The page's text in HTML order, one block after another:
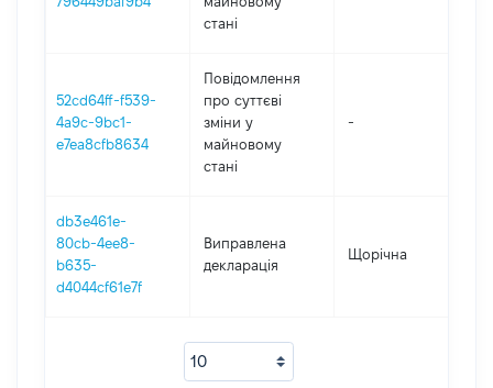
стані
52cd64ff-f539-
4a9c-9bc1-
e7ea8cfb8634
Повідомлення
про суттєві
зміни y
майновому
стані
-
db3e461e-
80cb-4ee8-
b635-
d4044cf61e7f
Виправлена
декларація
Щорічна